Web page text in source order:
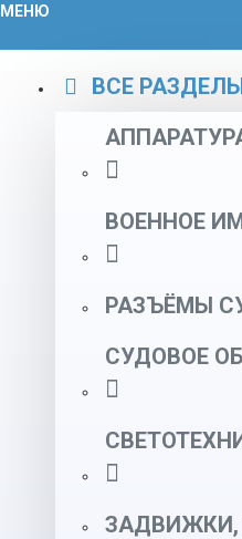
МЕНЮ
ВСЕ
ВОЕННОЕ
РАЗЪЁМЫ
СУДОВОЕ